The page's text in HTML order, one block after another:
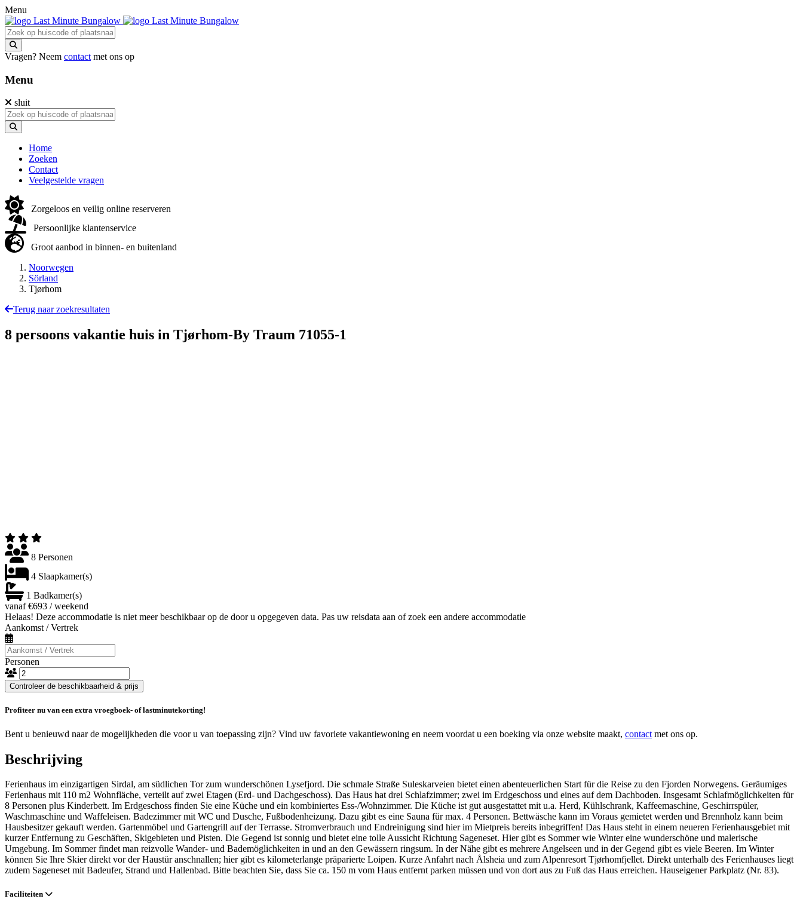
Menu
Vragen? Neem contact met ons op
Menu
sluit
Home
Zoeken
Contact
Veelgestelde vragen
Zorgeloos en veilig online reserveren
Persoonlijke klantenservice
Groot aanbod in binnen- en buitenland
Noorwegen
Sörland
Tjørhom
Terug naar zoekresultaten
8 persoons vakantie huis in Tjørhom-By Traum 71055-1
8 Personen
4 Slaapkamer(s)
1 Badkamer(s)
vanaf €693 / weekend
Helaas! Deze accommodatie is niet meer beschikbaar op de door u opgegeven data. Pas uw reisdata aan of zoek een andere accommodatie
Aankomst / Vertrek
Personen
Controleer de beschikbaarheid & prijs
Profiteer nu van een extra vroegboek- of lastminutekorting!
Bent u benieuwd naar de mogelijkheden die voor u van toepassing zijn? Vind uw favoriete vakantiewoning en neem voordat u een boeking via onze website maakt, contact met ons op.
Beschrijving
Ferienhaus im einzigartigen Sirdal, am südlichen Tor zum wunderschönen Lysefjord. Die schmale Straße Suleskarveien bietet einen abenteuerlichen Start für die Reise zu den Fjorden Norwegens. Geräumiges
Ferienhaus mit 110 m2 Wohnfläche, verteilt auf zwei Etagen (Erd- und Dachgeschoss). Das Haus hat drei Schlafzimmer; zwei im Erdgeschoss und eines auf dem Dachboden. Insgesamt Schlafmöglichkeiten für
8 Personen plus Kinderbett. Im Erdgeschoss finden Sie eine Küche und ein kombiniertes Ess-/Wohnzimmer. Die Küche ist gut ausgestattet mit u.a. Herd, Kühlschrank, Kaffeemaschine, Geschirrspüler,
Waschmaschine und Waffeleisen. Badezimmer mit WC und Dusche, Fußbodenheizung. Dazu gibt es eine Sauna für max. 4 Personen. Bettwäsche kann im Voraus gemietet werden und Brennholz kann beim
Hausbesitzer gekauft werden. Gartenmöbel und Gartengrill auf der Terrasse. Stromverbrauch und Endreinigung sind hier im Mietpreis bereits inbegriffen! Das Haus steht in einem neueren Ferienhausgebiet mit
kurzer Entfernung zu Geschäften, Skigebieten und Pisten. Die Gegend ist sonnig und bietet eine tolle Aussicht Richtung Sageneset. Hier gibt es Sommer wie Winter eine wunderschöne und malerische
Umgebung. Im Sommer findet man reizvolle Wander- und Bademöglichkeiten in und an den Gewässern ringsum. In der Nähe gibt es mehrere Angelseen und in der Gegend gibt es viele Beeren. Im Winter
können Sie Ihre Skier direkt vor der Haustür anschnallen; hier gibt es kilometerlange präparierte Loipen. Kurze Anfahrt nach Ålsheia und zum Alpenresort Tjørhomfjellet. Direkt unterhalb des Ferienhauses liegt
zudem Sageneset mit Badeufer, Strand und Hallenbad. Bitte beachten Sie, dass Sie ca. 150 m vom Haus entfernt parken müssen und von dort aus zu Fuß das Haus erreichen. Hauseigener Parkplatz (Nr. 83).
Faciliteiten